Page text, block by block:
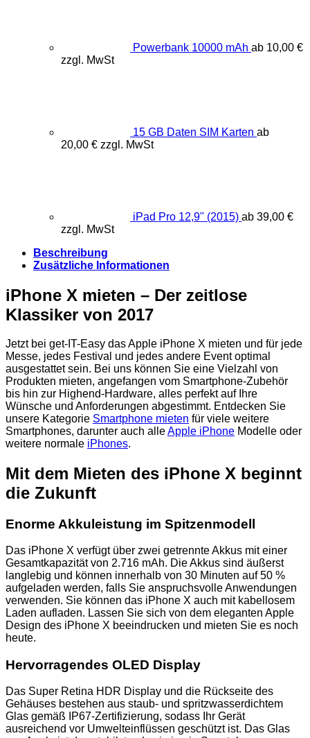
Powerbank 10000 mAh ab 10,00 €
zzgl. MwSt
15 GB Daten SIM Karten ab
20,00 € zzgl. MwSt
iPad Pro 12,9" (2015) ab 39,00 €
zzgl. MwSt
Beschreibung
Zusätzliche Informationen
iPhone X mieten – Der zeitlose
Klassiker von 2017
Jetzt bei get-IT-Easy das Apple iPhone X mieten und für jede
Messe, jedes Festival und jedes andere Event optimal
ausgestattet sein. Bei uns können Sie eine Vielzahl von
Produkten mieten, angefangen vom Smartphone-Zubehör
bis hin zur Highend-Hardware, alles perfekt auf Ihre
Wünsche und Anforderungen abgestimmt. Entdecken Sie
unsere Kategorie Smartphone mieten für viele weitere
Smartphones, darunter auch alleApple iPhone Modelle oder
weitere normale iPhones.
Mit dem Mieten des iPhone X beginnt
die Zukunft
Enorme Akkuleistung im Spitzenmodell
Das iPhone X verfügt über zwei getrennte Akkus mit einer
Gesamtkapazität von 2.716 mAh. Die Akkus sind äußerst
langlebig und können innerhalb von 30 Minuten auf 50 %
aufgeladen werden, falls Sie anspruchsvolle Anwendungen
verwenden. Sie können das iPhone X auch mit kabellosem
Laden aufladen. Lassen Sie sich von dem eleganten Apple
Design des iPhone X beeindrucken und mieten Sie es noch
heute.
Hervorragendes OLED Display
Das Super Retina HDR Display und die Rückseite des
Gehäuses bestehen aus staub- und spritzwasserdichtem
Glas gemäß IP67-Zertifizierung, sodass Ihr Gerät
ausreichend vor Umwelteinflüssen geschützt ist. Das Glas